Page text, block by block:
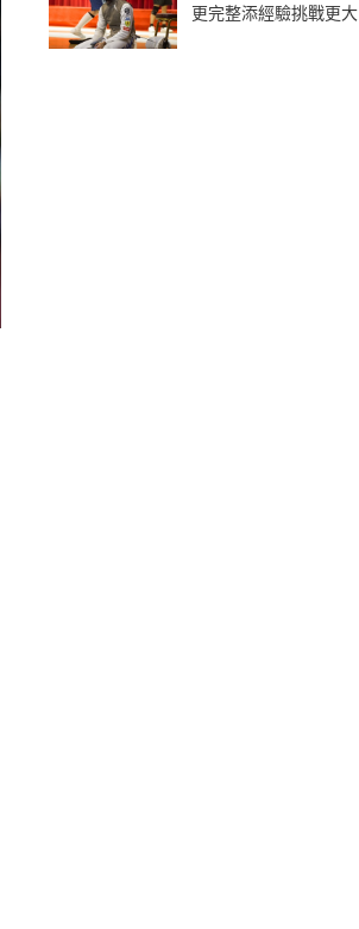
更完整添經驗挑戰更大